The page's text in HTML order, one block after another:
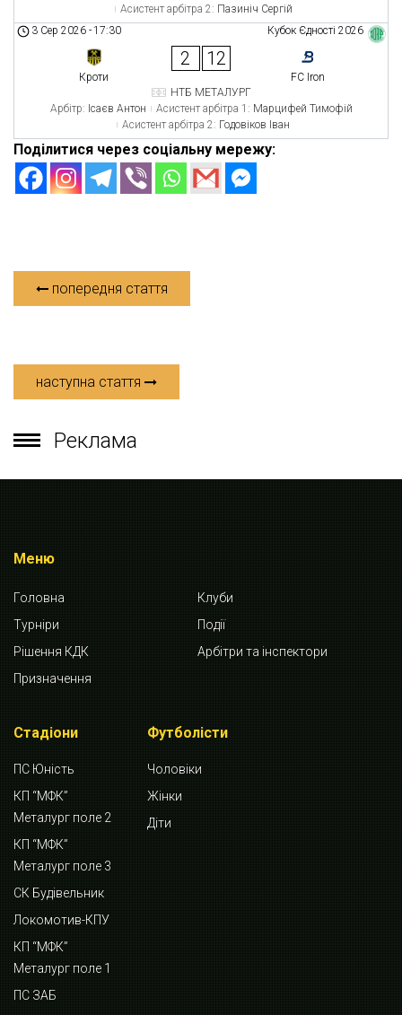
Асистент арбітра 2: Пазиніч Сергій
Кубок Єдності 2026
3 Сер 2026 -17:30
Кроти
2 12
FC Iron
НТБ МЕТАЛУРГ
Арбітр: Ісаєв Антон Асистент арбітра 1: Марцифей Тимофій
Асистент арбітра 2: Годовіков Іван
Поділитися через соціальну мережу:
попередня стаття
наступна стаття
Реклама
Меню
Головна
Клуби
Турніри
Події
Рішення КДК
Арбітри та інспектори
Призначення
Стадіони
ПС Юність
КП “МФК”
Металург поле 2
КП “МФК”
Металург поле 3
СК Будівельник
Локомотив-КПУ
КП “МФК”
Металург поле 1
ПС ЗАБ
Футболісти
Чоловіки
Жінки
Діти